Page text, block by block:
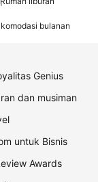
bulanan
Genius
dan musiman
untuk Bisnis
Awards